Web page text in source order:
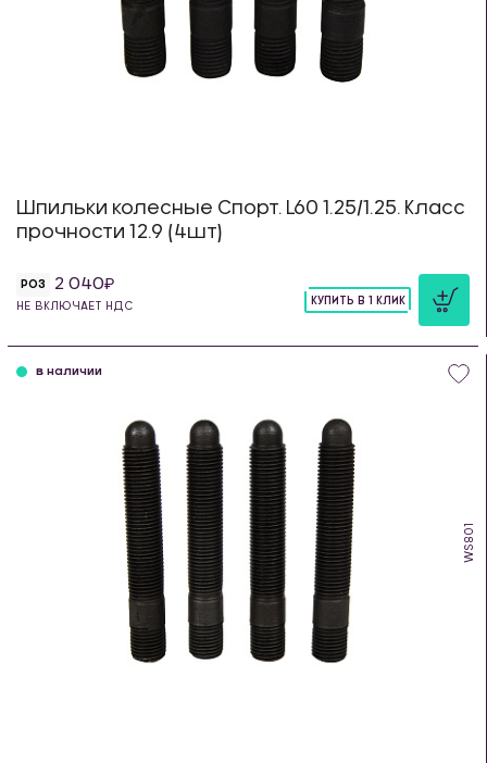
Шпильки колесные Спорт. L60 1.25/1.25. Класс
прочности 12.9 (4шт)
РОЗ 2 040
НЕ ВКЛЮЧАЕТ НДС
КУПИТЬ В 1 КЛИК
WS801
в наличии